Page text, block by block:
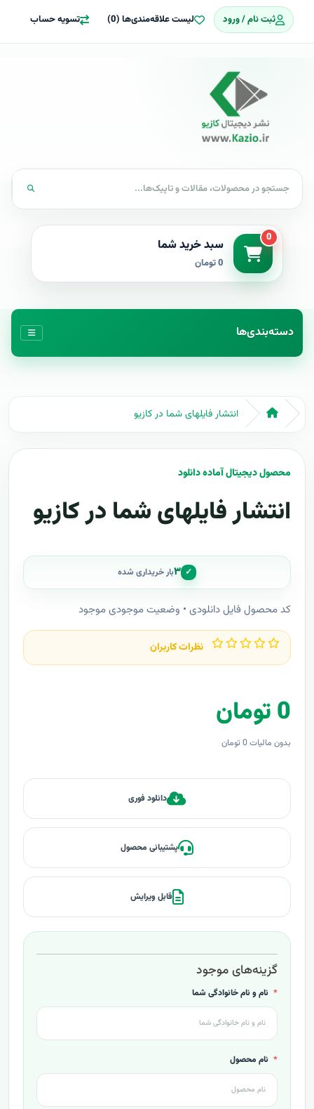
ثبت نام / ورود لیست علاقه‌مندی‌ها (0) تسویه حساب
0 سبد خرید شما
0 تومان
دسته‌بندی‌ها
انتشار فایلهای شما در کازیو
محصول دیجیتال آماده دانلود
انتشار فایلهای شما در کازیو
✓ ۳بار خریداری شده
کد محصول فایل دانلودی • وضعیت موجودی موجود
نظرات کاربران
0 تومان
بدون مالیات 0 تومان
دانلود فوری
پشتیبانی محصول
قابل ویرایش
گزینه‌های موجود
نام و نام خانوادگی شما
نام محصول